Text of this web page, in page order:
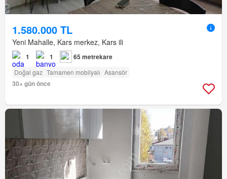
1.580.000 TL
Yeni Mahalle, Kars merkez, Kars ili
1 1 65 metrekare
Doğal gaz Tamamen mobilyalı Asansör
30+ gün önce